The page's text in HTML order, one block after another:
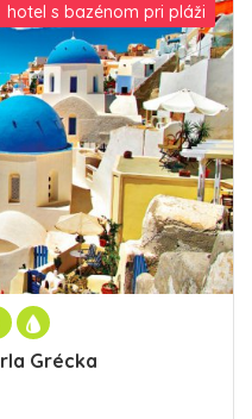
hotel s bazénom pri pláži
Grécka